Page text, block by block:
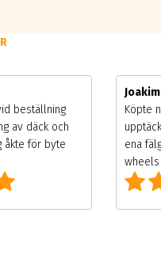
beställning
av däck och
åkte för byte
Köpte
ena